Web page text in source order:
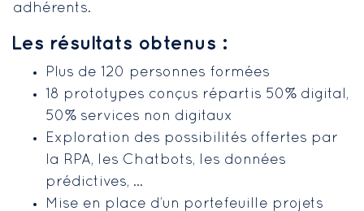
adhérents.
Les résultats obtenus :
Plus de 120 personnes formées
18 prototypes conçus répartis 50% digital,
50% services non digitaux
Exploration des possibilités offertes par
la RPA, les Chatbots, les données
prédictives, …
Mise en place d’un portefeuille projets